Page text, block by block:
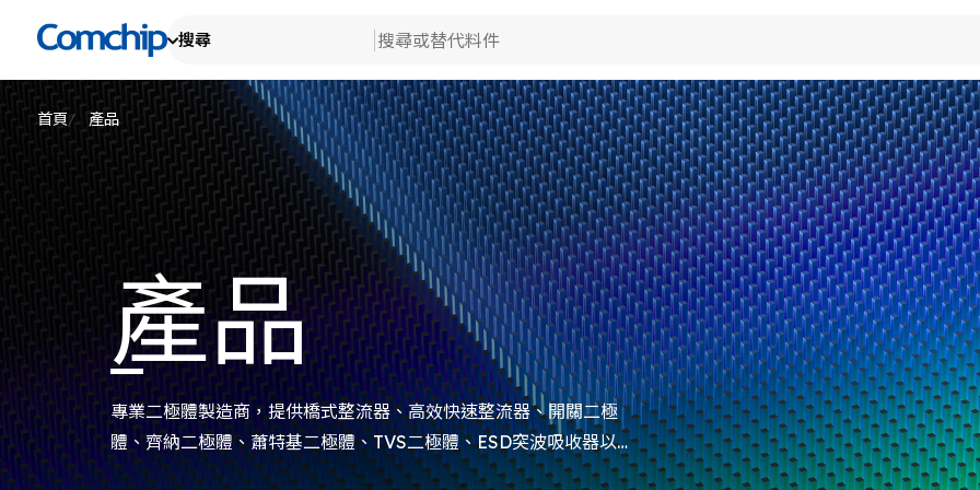
搜尋
搜尋
替代料件
產品 查看全部
產品應用
檢視
消費電子
車用電子
Other
技術能力
檢視
研究與開發
生產製造
測試技術
EHS政策
品質與認證
關於典琦
檢視
關於典琦
典琦大事紀
代理商
新聞
檢視
公司新聞
產品新聞
公司活動
首頁 產品
產品
專業二極體製造商，提供橋式整流器、高效快速整流器、開關二極
體、齊納二極體、蕭特基二極體、TVS二極體、ESD突波吸收器以及
電晶體MOSFET系列產品。